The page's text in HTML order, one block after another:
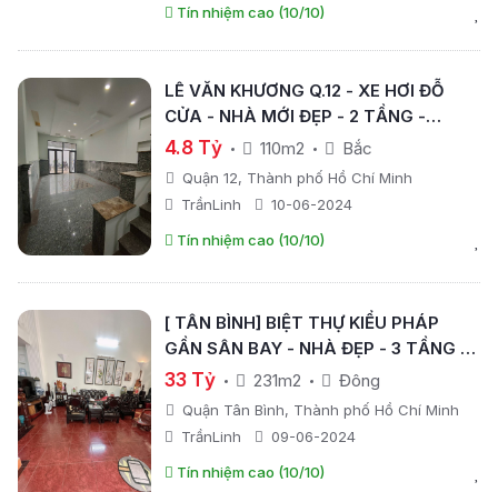
Tín nhiệm cao (10/10)
LÊ VĂN KHƯƠNG Q.12 - XE HƠI ĐỖ
CỬA - NHÀ MỚI ĐẸP - 2 TẦNG -
NGANG GẦN 5M - 110M2 - GIÁ CHỈ
NHỈNH 4TỶ.
4.8 Tỷ 110m2 Bắc
Quận 12, Thành phố Hồ Chí Minh
TrầnLinh
10-06-2024
Tín nhiệm cao (10/10)
[ TÂN BÌNH] BIỆT THỰ KIỂU PHÁP
GẦN SÂN BAY - NHÀ ĐẸP - 3 TẦNG -
NGANG HƠN 7M- 231M2 - GIÁ CHỈ 33
33 Tỷ 231m2 Đông
Quận Tân Bình, Thành phố Hồ Chí Minh
TrầnLinh
09-06-2024
Tín nhiệm cao (10/10)